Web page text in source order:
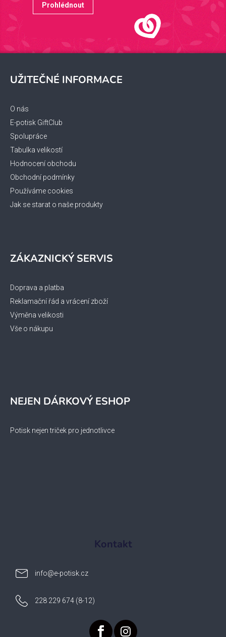
Prohlédnout
UŽITEČNÉ INFORMACE
O nás
E-potisk GiftClub
Spolupráce
Tabulka velikostí
Hodnocení obchodu
Obchodní podmínky
Používáme cookies
Jak se starat o naše produkty
ZÁKAZNICKÝ SERVIS
Doprava a platba
Reklamační řád a vrácení zboží
Výměna velikosti
Vše o nákupu
NEJEN DÁRKOVÝ ESHOP
Potisk nejen triček pro jednotlivce
Kontakt
info@e-potisk.cz
228 229 674 (8-12)